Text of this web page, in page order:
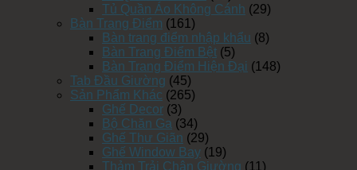
Tủ Quần Áo Không Cánh (29)
Bàn Trang Điểm (161)
Bàn trang điểm nhập khẩu (8)
Bàn Trang Điểm Bệt (5)
Bàn Trang Điểm Hiện Đại (148)
Tab Đầu Giường (45)
Sản Phẩm Khác (265)
Ghế Decor (3)
Bộ Chăn Ga (34)
Ghế Thư Giãn (29)
Ghế Window Bay (19)
Thảm Trải Chân Giường (11)